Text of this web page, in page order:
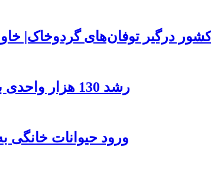
۱۵۰ کشور درگیر توفان‌های گردوخاک|
رشد 130 هزار واحدی بورس با ورود 6 همت پول حقیقی/ صف خرید 700 نماد
ورود حیوانات